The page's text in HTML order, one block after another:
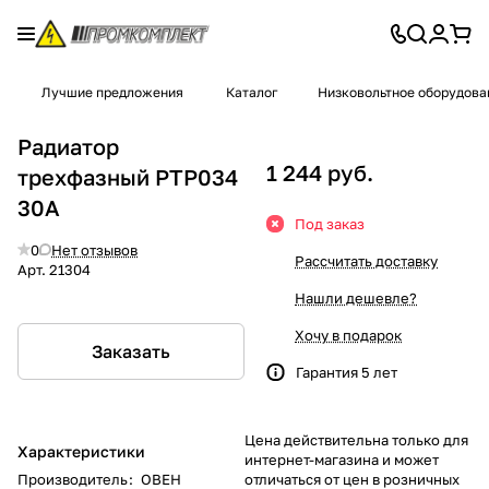
Лучшие предложения Каталог Низковольтное
Радиатор
трехфазный PTP034
30А
0
Нет отзывов
Арт. 21304
Заказать
Характеристики
Производитель: ОВЕН
1 244 руб.
Под заказ
Рассчитать доставку
Нашли дешевле?
Хочу в подарок
Гарантия 5 лет
Цена действительна только для
интернет-магазина и может
отличаться от цен в розничных